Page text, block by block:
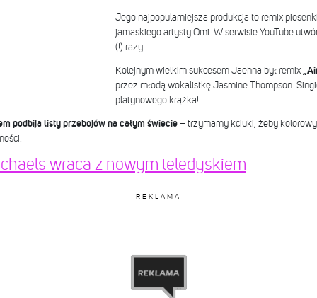
Jego najpopularniejsza produkcja to remix
jamaskiego artysty Omi. W serwisie YouTube
(!) razy.
Kolejnym wielkim sukcesem Jaehna był remix
przez młodą wokalistkę Jasmine Thompson.
platynowego krążka!
podbija listy przebojów na całym świecie– trzymamy kciuki, żeby
wraca z nowym teledyskiem
REKLAMA